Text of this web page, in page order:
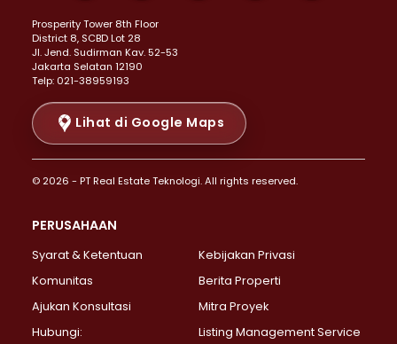
Properti Dijual di Menteng >
Properti Dijual di Senen >
Properti Dijual di Tanah Abang >
Properti Dijual di Cikini >
Properti Dijual di Kramat >
Properti Dijual di Pasar Baru >
Properti Dijual di Bendungan Hilir >
Properti Dijual di Jakarta Selatan >
Properti Dijual di Lebak Bulus >
Properti Dijual di Gandaria Selatan >
Properti Dijual di Pondok Labu >
Properti Dijual di Lenteng Agung >
Prosperity Tower 8th Floor
District 8, SCBD Lot 28
JI. Jend. Sudirman Kav. 52-53
Jakarta Selatan 12190
Telp: 021-38959193
Lihat di Google Maps
© 2026 - PT Real Estate Teknologi. All rights reserved.
PERUSAHAAN
Syarat & Ketentuan
Kebijakan Privasi
Komunitas
Berita Properti
Ajukan Konsultasi
Mitra Proyek
Hubungi:
Listing Management Service